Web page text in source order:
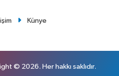
Künye
© 2026. Her hakkı saklıdır.